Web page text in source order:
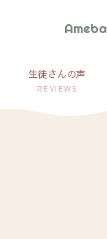
Ameba
生徒さんの声
REVIEWS